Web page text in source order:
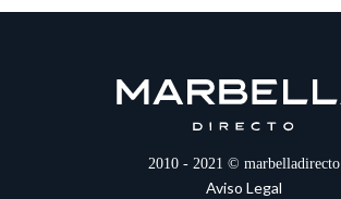
2010 - 2021 © marbelladirecto
Aviso Legal